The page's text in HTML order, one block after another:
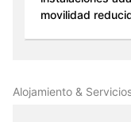
movilidad
Alojamiento &